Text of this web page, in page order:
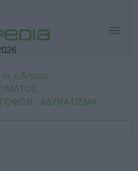
ειδήσεις
ΓΟΦΩΝ
ΑΔΥΝΑΤΙΣΜΑ